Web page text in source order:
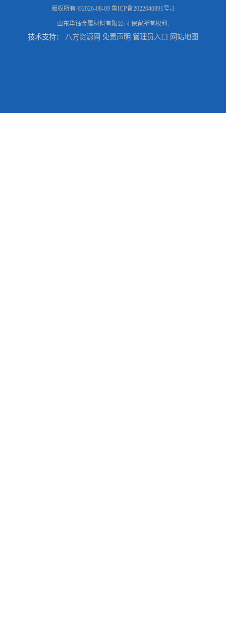
版权所有 ©2026-08-09 鲁ICP备2022040891号-3
山东华钰金属材料有限公司 保留所有权利.
技术支持： 八方资源网 免责声明 管理员入口 网站地图